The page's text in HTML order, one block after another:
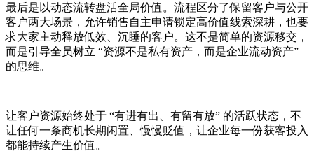
最后是以动态流转盘活全局价值。流程区分了保留客户与公开
客户两大场景，允许销售自主申请锁定高价值线索深耕，也要
求大家主动释放低效、沉睡的客户。这不是简单的资源移交，
而是引导全员树立 “资源不是私有资产，而是企业流动资产”
的思维。
让客户资源始终处于 “有进有出、有留有放” 的活跃状态，不
让任何一条商机长期闲置、慢慢贬值，让企业每一份获客投入
都能持续产生价值。